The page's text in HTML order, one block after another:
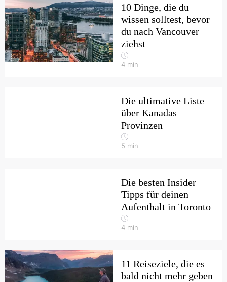
10 Dinge, die du
wissen solltest, bevor
du nach Vancouver
ziehst
4 min
Die ultimative Liste
über Kanadas
Provinzen
5 min
Die besten Insider
Tipps für deinen
Aufenthalt in Toronto
4 min
11 Reiseziele, die es
bald nicht mehr geben